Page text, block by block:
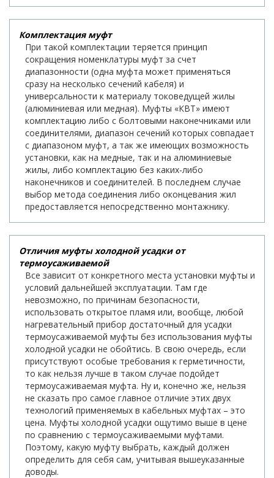
Комплектация муфт
При такой комплектации теряется принцип
сокращения номенклатуры муфт за счет
диапазонности (одна муфта может применяться
сразу на несколько сечений кабеля) и
универсальности к материалу токоведущей жилы
(алюминиевая или медная). Муфты «КВТ» имеют
комплектацию либо с болтовыми наконечниками или
соединителями, диапазон сечений которых совпадает
с диапазоном муфт, а так же имеющих возможность
установки, как на медные, так и на алюминиевые
жилы, либо комплектацию без каких-либо
наконечников и соединителей. В последнем случае
выбор метода соединения либо оконцевания жил
предоставляется непосредственно монтажнику.
Отличия муфты холодной усадки от
термоусаживаемой
Все зависит от конкретного места установки муфты и
условий дальнейшей эксплуатации. Там где
невозможно, по причинам безопасности,
использовать открытое пламя или, вообще, любой
нагревательный прибор достаточный для усадки
термоусаживаемой муфты без использования муфты
холодной усадки не обойтись. В свою очередь, если
присутствуют особые требования к герметичности,
то как нельзя лучше в таком случае подойдет
термоусаживаемая муфта. Ну и, конечно же, нельзя
не сказать про самое главное отличие этих двух
технологий применяемых в кабельных муфтах – это
цена. Муфты холодной усадки ощутимо выше в цене
по сравнению с термоусаживаемыми муфтами.
Поэтому, какую муфту выбрать, каждый должен
определить для себя сам, учитывая вышеуказанные
доводы.